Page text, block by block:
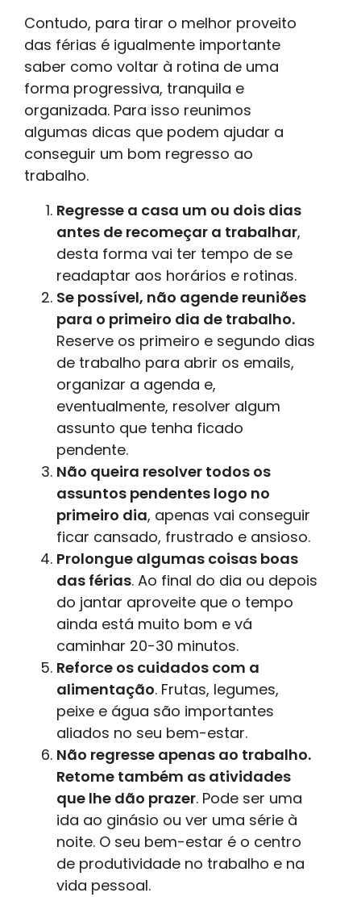
Contudo, para tirar o melhor proveito
das férias é igualmente importante
saber como voltar à rotina de uma
forma progressiva, tranquila e
organizada. Para isso reunimos
algumas dicas que podem ajudar a
conseguir um bom regresso ao
trabalho.
Regresse a casa um ou dois dias
antes de recomeçar a trabalhar,
desta forma vai ter tempo de se
readaptar aos horários e rotinas.
Se possível, não agende reuniões
para o primeiro dia de trabalho.
Reserve os primeiro e segundo dias
de trabalho para abrir os emails,
organizar a agenda e,
eventualmente, resolver algum
assunto que tenha ficado
pendente.
Não queira resolver todos os
assuntos pendentes logo no
primeiro dia, apenas vai conseguir
ficar cansado, frustrado e ansioso.
Prolongue algumas coisas boas
das férias. Ao final do dia ou depois
do jantar aproveite que o tempo
ainda está muito bom e vá
caminhar 20-30 minutos.
Reforce os cuidados com a
alimentação. Frutas, legumes,
peixe e água são importantes
aliados no seu bem-estar.
Não regresse apenas ao trabalho.
Retome também as atividades
que lhe dão prazer. Pode ser uma
ida ao ginásio ou ver uma série à
noite. O seu bem-estar é o centro
de produtividade no trabalho e na
vida pessoal.